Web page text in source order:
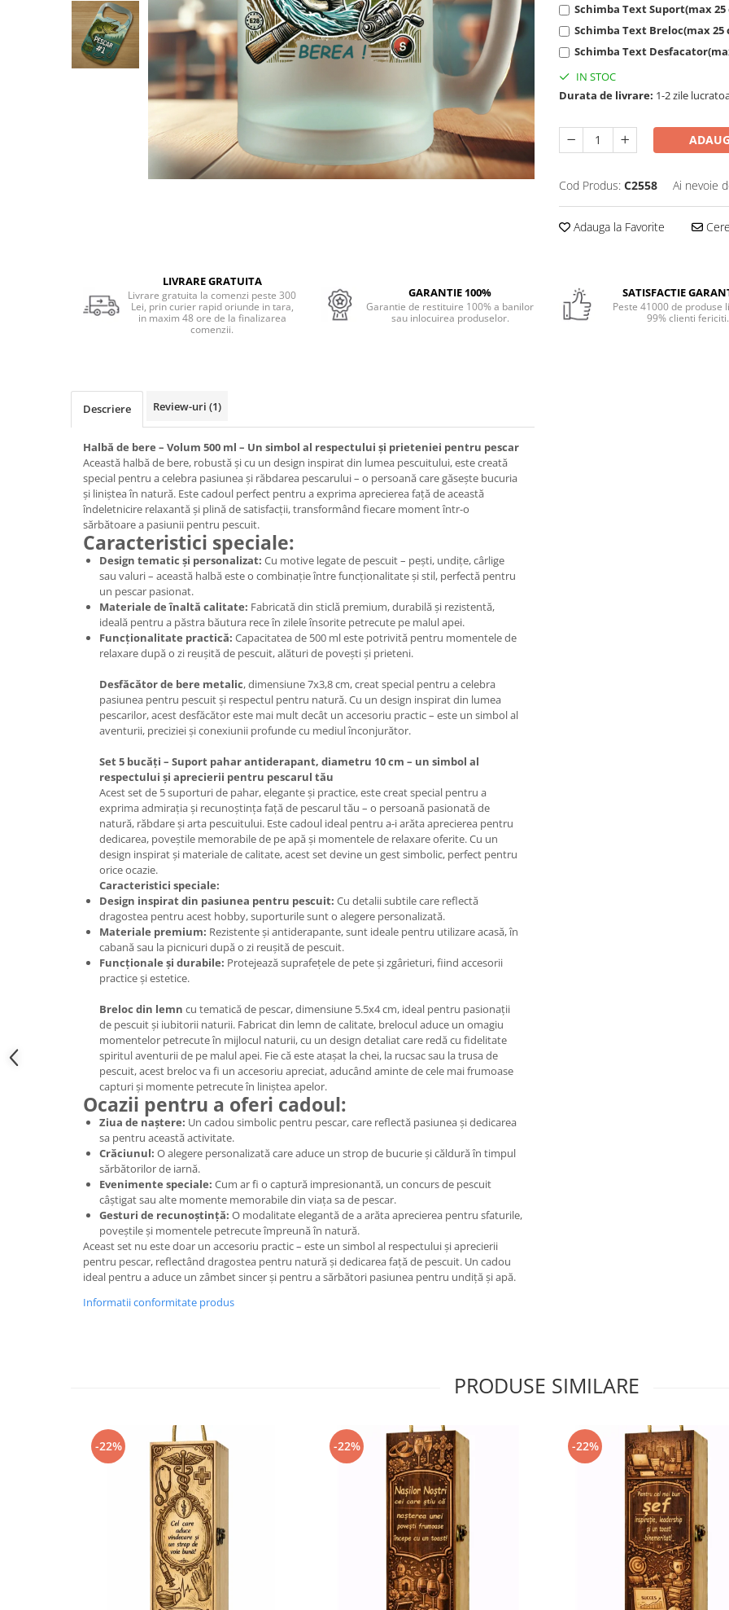
Cadouri Fiu/Fiică
Cadouri Bunici
Cadouri Ingineri
Cadouri Pompieri
Cadouri Soferi/Mecanici
Cadouri Stomatologi
Cadouri Stylisti
Cadouri Tractoristi
Cadouri Vanatori/Padurari
Cadre Didactice
Schimba Text Suport(max
Schimba Text Breloc(max
Schimba Text
IN STOC
Durata de livrare: 1-2 zile
Cod Produs: C2558 Ai nevoie
Adauga la Favorite
LIVRARE GRATUITA
Livrare gratuita la comenzi peste 300
Lei, prin curier rapid oriunde in tara,
in maxim 48 ore de la finalizarea
comenzii.
GARANTIE 100%
Garantie de restituire 100% a banilor
sau inlocuirea produselor.
SATISFACTIE
Peste 41000 de produse
99% clienti fericiti.
Descriere Review-uri (1)
Halbă de bere – Volum 500 ml – Un simbol al respectului și prieteniei pentru pescar
Această halbă de bere, robustă și cu un design inspirat din lumea pescuitului, este creată
special pentru a celebra pasiunea și răbdarea pescarului – o persoană care găsește bucuria
și liniștea în natură. Este cadoul perfect pentru a exprima aprecierea față de această
îndeletnicire relaxantă și plină de satisfacții, transformând fiecare moment într-o
sărbătoare a pasiunii pentru pescuit.
Caracteristici speciale:
Design tematic și personalizat: Cu motive legate de pescuit – pești, undițe, cârlige
sau valuri – această halbă este o combinație între funcționalitate și stil, perfectă pentru
un pescar pasionat.
Materiale de înaltă calitate: Fabricată din sticlă premium, durabilă și rezistentă,
ideală pentru a păstra băutura rece în zilele însorite petrecute pe malul apei.
Funcționalitate practică: Capacitatea de 500 ml este potrivită pentru momentele de
relaxare după o zi reușită de pescuit, alături de povești și prieteni.
Desfăcător de bere metalic, dimensiune 7x3,8 cm, creat special pentru a celebra
pasiunea pentru pescuit și respectul pentru natură. Cu un design inspirat din lumea
pescarilor, acest desfăcător este mai mult decât un accesoriu practic – este un simbol al
aventurii, preciziei și conexiunii profunde cu mediul înconjurător.
Set 5 bucăți – Suport pahar antiderapant, diametru 10 cm – un simbol al
respectului și aprecierii pentru pescarul tău
Acest set de 5 suporturi de pahar, elegante și practice, este creat special pentru a
exprima admirația și recunoștința față de pescarul tău – o persoană pasionată de
natură, răbdare și arta pescuitului. Este cadoul ideal pentru a-i arăta aprecierea pentru
dedicarea, poveștile memorabile de pe apă și momentele de relaxare oferite. Cu un
design inspirat și materiale de calitate, acest set devine un gest simbolic, perfect pentru
orice ocazie.
Caracteristici speciale:
Design inspirat din pasiunea pentru pescuit: Cu detalii subtile care reflectă
dragostea pentru acest hobby, suporturile sunt o alegere personalizată.
Materiale premium: Rezistente și antiderapante, sunt ideale pentru utilizare acasă, în
cabană sau la picnicuri după o zi reușită de pescuit.
Funcționale și durabile: Protejează suprafețele de pete și zgârieturi, fiind accesorii
practice și estetice.
Breloc din lemn cu tematică de pescar, dimensiune 5.5x4 cm, ideal pentru pasionații
de pescuit și iubitorii naturii. Fabricat din lemn de calitate, brelocul aduce un omagiu
momentelor petrecute în mijlocul naturii, cu un design detaliat care redă cu fidelitate
spiritul aventurii de pe malul apei. Fie că este atașat la chei, la rucsac sau la trusa de
pescuit, acest breloc va fi un accesoriu apreciat, aducând aminte de cele mai frumoase
capturi și momente petrecute în liniștea apelor.
Ocazii pentru a oferi cadoul:
Ziua de naștere: Un cadou simbolic pentru pescar, care reflectă pasiunea și dedicarea
sa pentru această activitate.
Crăciunul: O alegere personalizată care aduce un strop de bucurie și căldură în timpul
sărbătorilor de iarnă.
Evenimente speciale: Cum ar fi o captură impresionantă, un concurs de pescuit
câștigat sau alte momente memorabile din viața sa de pescar.
Gesturi de recunoștință: O modalitate elegantă de a arăta aprecierea pentru sfaturile,
poveștile și momentele petrecute împreună în natură.
Aceast set nu este doar un accesoriu practic – este un simbol al respectului și aprecierii
pentru pescar, reflectând dragostea pentru natură și dedicarea față de pescuit. Un cadou
ideal pentru a aduce un zâmbet sincer și pentru a sărbători pasiunea pentru undiță și apă.
Informatii conformitate produs
PRODUSE SIMILARE
-22% -22% -22%